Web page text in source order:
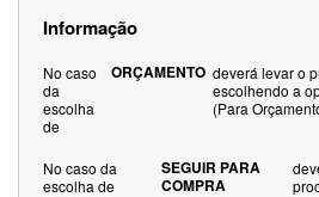
Informação
No caso
da
escolha
de
ORÇAMENTO deverá levar o
escolhendo a
(Para
No caso da
escolha de
SEGUIR PARA
COMPRA